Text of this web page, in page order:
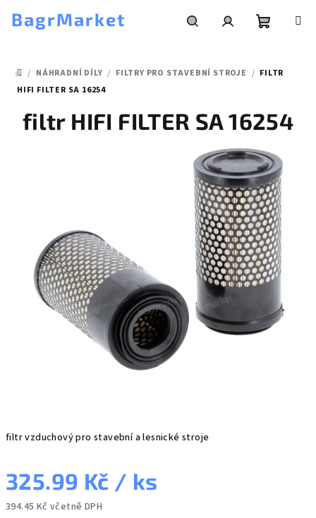
BagrMarket
DOMŮ
/ NÁHRADNÍ DÍLY / FILTRY PRO STAVEBNÍ STROJE / FILTR
HIFI FILTER SA 16254
filtr vzduchový pro stavební a lesnické stroje
325.99 Kč / ks
394.45 Kč včetně DPH
filtr HIFI FILTER SA 16254